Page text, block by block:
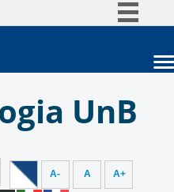
Acesso à informação
Canais
Unidades acadêmicas
Estude na UnB
Administração
UnB
A- A A+